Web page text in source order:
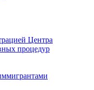
Центра
процедур